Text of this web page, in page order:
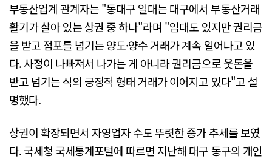
부동산업계 관계자는 "동대구 일대는 대구에서 부동산거래
활기가 살아 있는 상권 중 하나"라며 "임대도 있지만 권리금
을 받고 점포를 넘기는 양도·양수 거래가 계속 일어나고 있
다. 사정이 나빠져서 나가는 게 아니라 권리금으로 웃돈을
받고 넘기는 식의 긍정적 형태 거래가 이어지고 있다"고 설
명했다.
상권이 확장되면서 자영업자 수도 뚜렷한 증가 추세를 보였
다. 국세청 국세통계포털에 따르면 지난해 대구 동구의 개인